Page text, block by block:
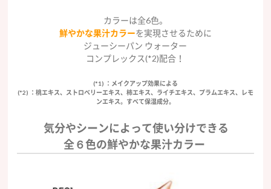
カラーは全6色。
鮮やかな果汁カラーを実現させるために
ジューシーパン ウォーター
コンプレックス(*2)配合！
(*1) ：メイクアップ効果による
(*2) ：桃エキス、ストロベリーエキス、柿エキス、ライチエキス、プラムエキス、レモ
ンエキス。すべて保湿成分。
気分やシーンによって使い分けできる
全６色の鮮やかな果汁カラー